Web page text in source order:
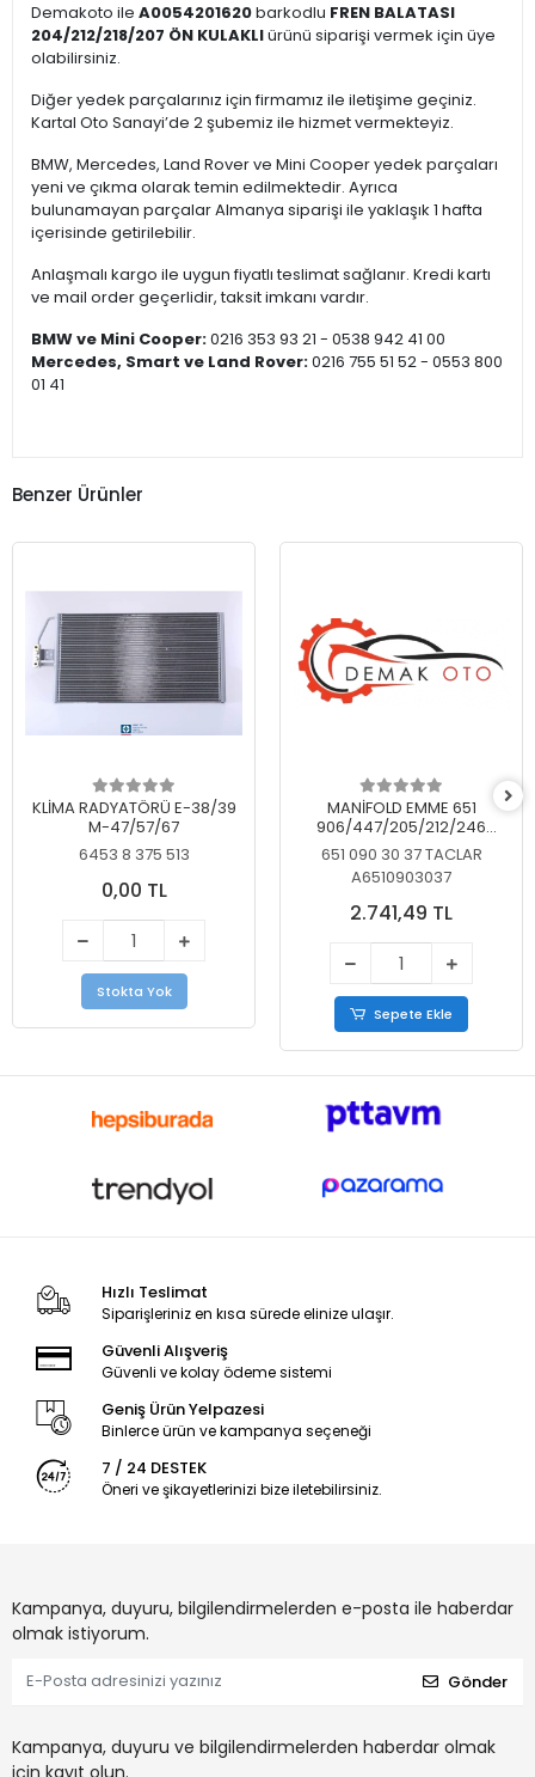
Demakoto ile A0054201620barkodlu FREN BALATASI
204/212/218/207 ÖN KULAKLIürünü siparişi vermek için üye
olabilirsiniz.
Diğer yedek parçalarınız için firmamız ile iletişime geçiniz.
Kartal Oto Sanayi’de 2 şubemiz ile hizmet vermekteyiz.
BMW, Mercedes, Land Rover ve Mini Cooper yedek parçaları
yeni ve çıkma olarak temin edilmektedir. Ayrıca
bulunamayan parçalar Almanya siparişi ile yaklaşık 1 hafta
içerisinde getirilebilir.
Anlaşmalı kargo ile uygun fiyatlı teslimat sağlanır. Kredi kartı
ve mail order geçerlidir, taksit imkanı vardır.
BMW ve Mini Cooper:0216 353 93 21 - 0538 942 41 00
Mercedes, Smart ve Land Rover:0216 755 51 52 - 0553 800
01 41
Benzer Ürünler
KLİMA RADYATÖRÜ E-38/39
M-47/57/67
6453 8 375 513
0,00 TL
Stokta Yok
MANİFOLD EMME 651
906/447/205/212/246
KELEBEKSİZ
651 090 30 37 TACLAR
A6510903037
2.741,49 TL
Sepete Ekle
Hızlı Teslimat
Siparişleriniz en kısa sürede elinize ulaşır.
Güvenli Alışveriş
Güvenli ve kolay ödeme sistemi
Geniş Ürün Yelpazesi
Binlerce ürün ve kampanya seçeneği
7 / 24 DESTEK
Öneri ve şikayetlerinizi bize iletebilirsiniz.
Kampanya, duyuru, bilgilendirmelerden e-posta ile haberdar
olmak istiyorum.
Gönder
Kampanya, duyuru ve bilgilendirmelerden haberdar olmak
için kayıt olun.